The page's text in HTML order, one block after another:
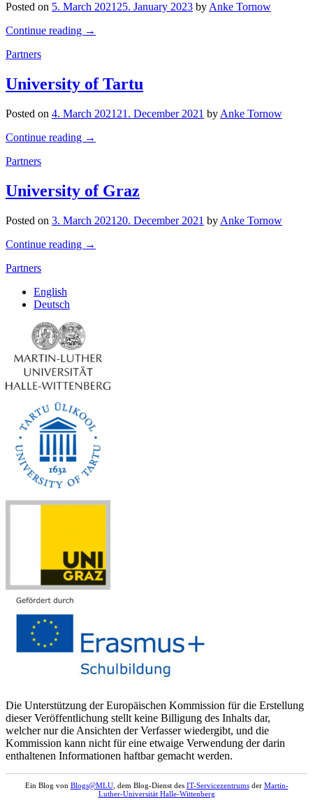
Posted on 5. March 2021 25. January 2023 by Anke Tornow
Continue reading →
Partners
University of Tartu
Posted on 4. March 2021 21. December 2021 by Anke Tornow
Continue reading →
Partners
University of Graz
Posted on 3. March 2021 20. December 2021 by Anke Tornow
Continue reading →
Partners
English
Deutsch
Die Unterstützung der Europäischen Kommission für die Erstellung
dieser Veröffentlichung stellt keine Billigung des Inhalts dar,
welcher nur die Ansichten der Verfasser wiedergibt, und die
Kommission kann nicht für eine etwaige Verwendung der darin
enthaltenen Informationen haftbar gemacht werden.
Ein Blog von Blogs@MLU, dem Blog-Dienst des IT-Servicezentrumsder Martin-
Luther-Universität Halle-Wittenberg